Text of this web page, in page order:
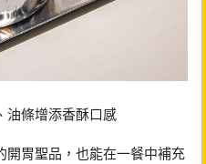
油條增添香酥口感
開胃聖品，也能在一餐中補充